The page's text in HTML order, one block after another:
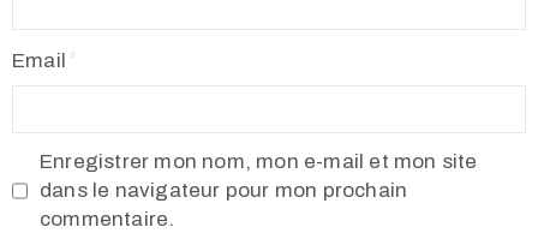
Email
Enregistrer mon nom, mon e-mail et mon site
dans le navigateur pour mon prochain
commentaire.